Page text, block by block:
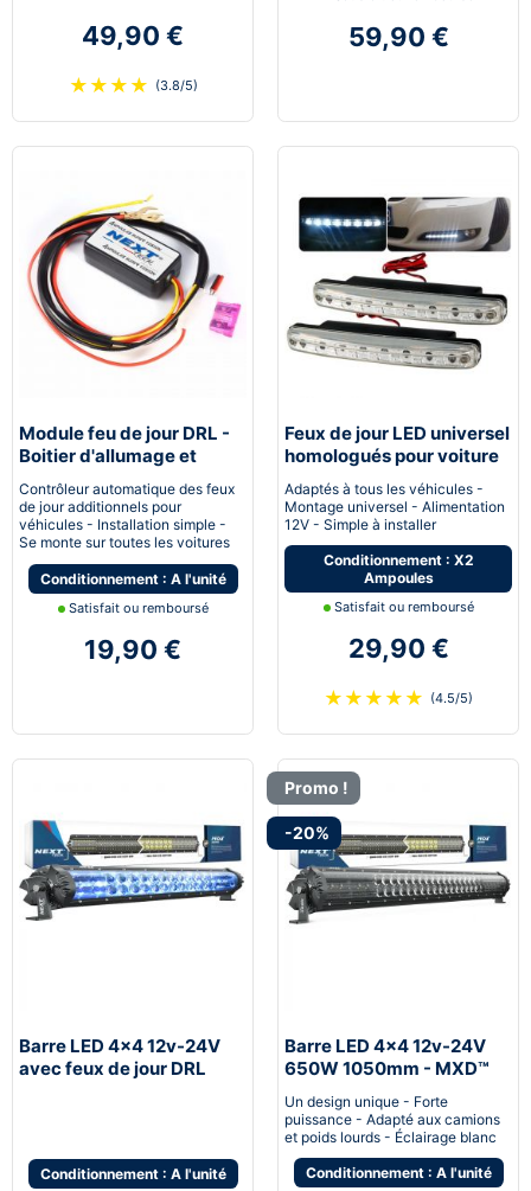
49,90 €
★ ★ ★ ★ (3.8/5)
59,90 €
Module feu de jour DRL -
Boitier d'allumage et
extinction automatique
pour feux de jour Led
Contrôleur automatique des feux
de jour additionnels pour
véhicules - Installation simple -
Se monte sur toutes les voitures
Conditionnement : A l'unité
Satisfait ou remboursé
19,90 €
Feux de jour LED universel
homologués pour voiture
moto quad
Adaptés à tous les véhicules -
Montage universel - Alimentation
12V - Simple à installer
Conditionnement : X2
Ampoules
Satisfait ou remboursé
29,90 €
★ ★ ★ ★ ★ (4.5/5)
Barre LED 4x4 12v-24V
avec feux de jour DRL
Conditionnement : A l'unité
Promo !
-20%
Barre LED 4x4 12v-24V
650W 1050mm - MXD™
Un design unique - Forte
puissance - Adapté aux camions
et poids lourds - Éclairage blanc
Conditionnement : A l'unité